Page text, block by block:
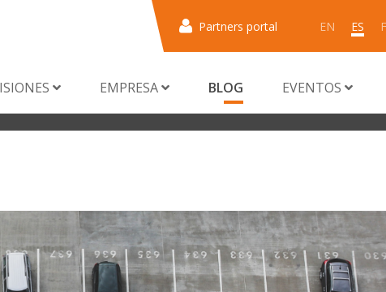
Partners portal EN ES
EMPRESA BLOG EVENTOS